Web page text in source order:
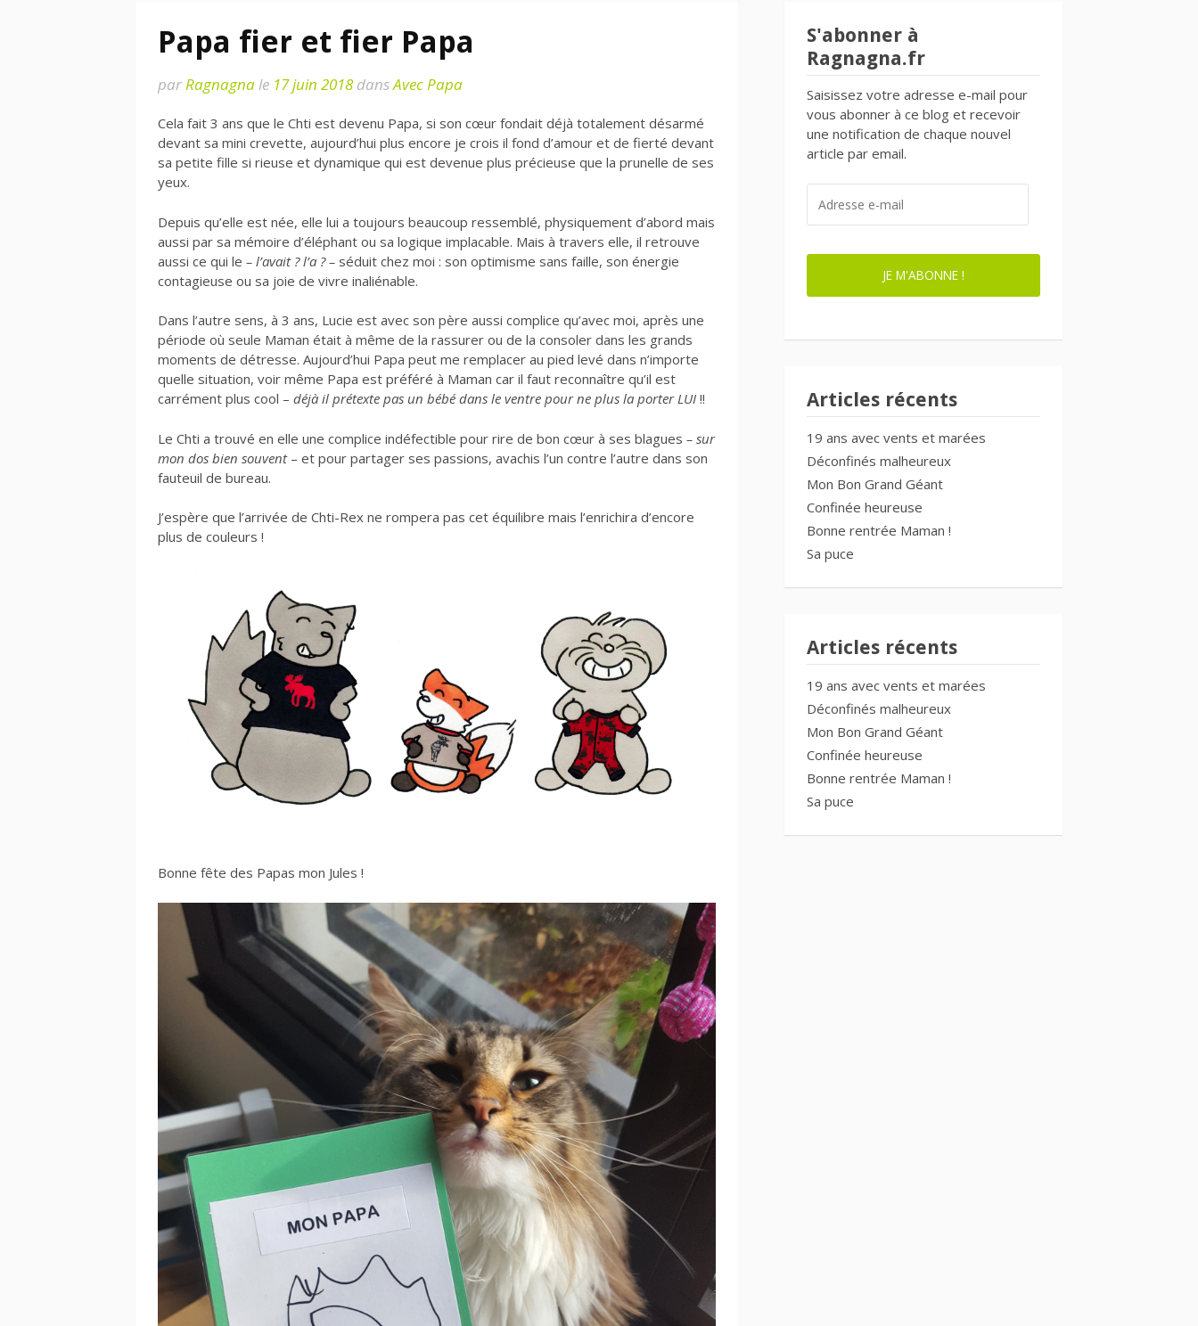
Papa fier et fier Papa
parRagnagnale 17 juin 2018dansAvec Papa
Cela fait 3 ans que le Chti est devenu Papa, si son cœur fondait déjà totalement désarmé
devant sa mini crevette, aujourd’hui plus encore je crois il fond d’amour et de fierté devant
sa petite fille si rieuse et dynamique qui est devenue plus précieuse que la prunelle de ses
yeux.
Depuis qu’elle est née, elle lui a toujours beaucoup ressemblé, physiquement d’abord mais
aussi par sa mémoire d’éléphant ou sa logique implacable. Mais à travers elle, il retrouve
aussi ce qui le – l’avait ? l’a ? – séduit chez moi : son optimisme sans faille, son énergie
contagieuse ou sa joie de vivre inaliénable.
Dans l’autre sens, à 3 ans, Lucie est avec son père aussi complice qu’avec moi, après une
période où seule Maman était à même de la rassurer ou de la consoler dans les grands
moments de détresse. Aujourd’hui Papa peut me remplacer au pied levé dans n’importe
quelle situation, voir même Papa est préféré à Maman car il faut reconnaître qu’il est
carrément plus cool – déjà il prétexte pas un bébé dans le ventre pour ne plus la porter LUI !!
Le Chti a trouvé en elle une complice indéfectible pour rire de bon cœur à ses blagues – sur
mon dos bien souvent– et pour partager ses passions, avachis l’un contre l’autre dans son
fauteuil de bureau.
J’espère que l’arrivée de Chti-Rex ne rompera pas cet équilibre mais l’enrichira d’encore
plus de couleurs !
Bonne fête des Papas mon Jules !
S'abonner à
Ragnagna.fr
Saisissez votre adresse e-mail pour
vous abonner à ce blog et recevoir
une notification de chaque nouvel
article par email.
MAIL
JE M'ABONNE !
Articles récents
19 ans avec vents et marées
Déconfinés malheureux
Mon Bon Grand Géant
Confinée heureuse
Bonne rentrée Maman !
Sa puce
Articles récents
19 ans avec vents et marées
Déconfinés malheureux
Mon Bon Grand Géant
Confinée heureuse
Bonne rentrée Maman !
Sa puce